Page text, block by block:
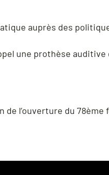
auprès des
une prothèse auditive
l’ouverture du 78ème